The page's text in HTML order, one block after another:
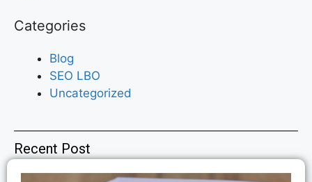
Categories
Blog
SEO LBO
Uncategorized
Recent Post